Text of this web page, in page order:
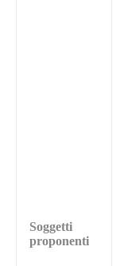
Soggetti
proponenti